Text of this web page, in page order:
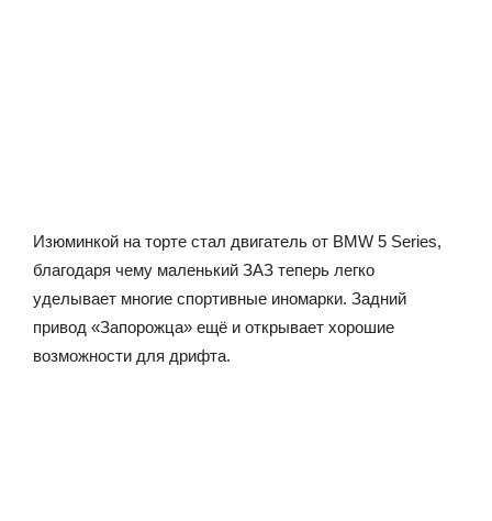
Изюминкой на торте стал двигатель от BMW 5 Series,
благодаря чему маленький ЗАЗ теперь легко
уделывает многие спортивные иномарки. Задний
привод «Запорожца» ещё и открывает хорошие
возможности для дрифта.